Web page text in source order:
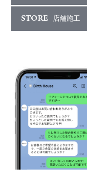
STORE 店舗施工